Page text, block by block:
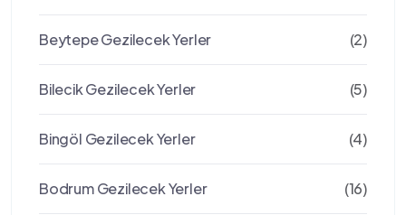
Beytepe Gezilecek Yerler (2)
Bilecik Gezilecek Yerler (5)
Bingöl Gezilecek Yerler (4)
Bodrum Gezilecek Yerler (16)